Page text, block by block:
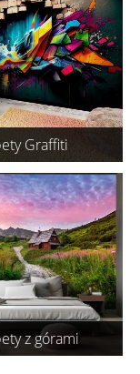
Graffiti
z górami